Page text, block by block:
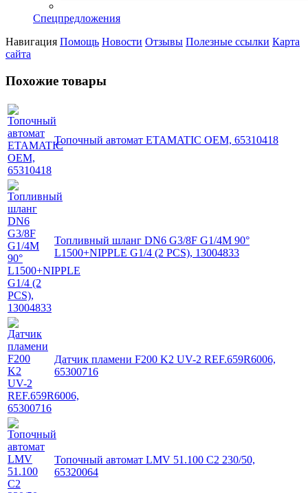
Спецпредложения
Навигация Помощь Новости Отзывы Полезные ссылки Карта
сайта
Похожие товары
Топочный автомат ETAMATIC OEM, 65310418
Топливный шланг DN6 G3/8F G1/4M 90°
L1500+NIPPLE G1/4 (2 PCS), 13004833
Датчик пламени F200 K2 UV-2 REF.659R6006,
65300716
Топочный автомат LMV 51.100 C2 230/50,
65320064